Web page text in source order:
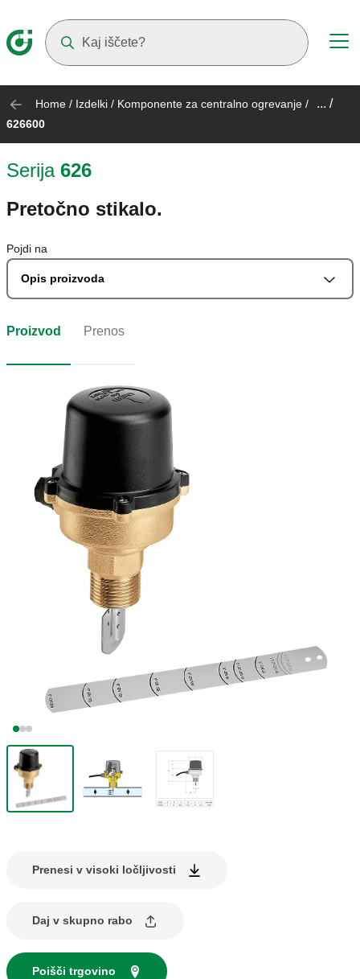
Home / Izdelki / Komponente za centralno ogrevanje / ... /
626600
Serija 626
Pretočno stikalo.
Pojdi na
Opis proizvoda
Proizvod Prenos
Prenesi v visoki ločljivosti
Daj v skupno rabo
Poišči trgovino